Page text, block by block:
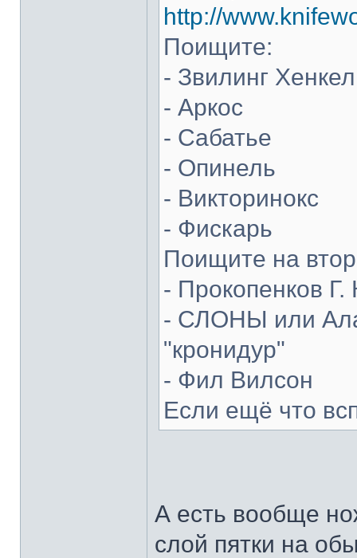
http://
Поищите:
- Звилинг
- Аркос
- Сабатье
- Опинель
- Викторинокс
- Фискарь
Поищите на
- Прокопенков Г.
- СЛОНЫ или
"кронидур"
- Фил Вилсон
Если ещё что
А есть вообще
слой пятки на